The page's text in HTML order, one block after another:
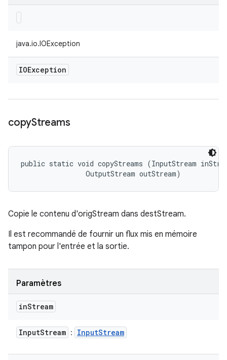
java.io.IOException
IOException
copyStreams
public static void copyStreams (InputStream
                OutputStream outStream)
Copie le contenu d'origStream dans destStream.
Il est recommandé de fournir un flux mis en mémoire
tampon pour l'entrée et la sortie.
Paramètres
inStream
InputStream : InputStream